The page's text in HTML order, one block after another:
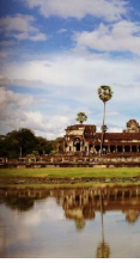
コ
ン
テ
ン
ツ
へ
ス
キ
ッ